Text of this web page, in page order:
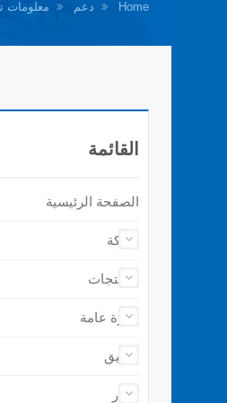
Home دعم معلومات
القائمة
الصفحة الرئيسية
شركة
المنتجات
نظرة عامة
تطبيق
أخبار